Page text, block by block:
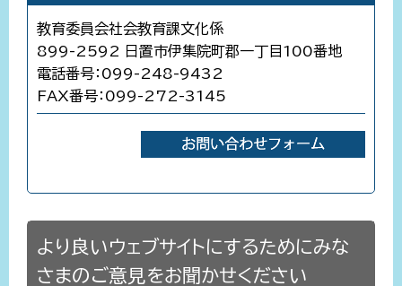
教育委員会社会教育課文化係
899-2592 日置市伊集院町郡一丁目100番地
電話番号：099-248-9432
FAX番号：099-272-3145
より良いウェブサイトにするためにみな
さまのご意見をお聞かせください